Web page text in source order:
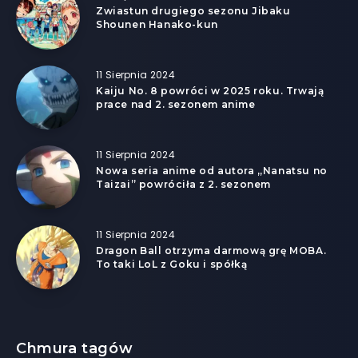
Zwiastun drugiego sezonu Jibaku
Shounen Hanako-kun
11 Sierpnia 2024
Kaiju No. 8 powróci w 2025 roku. Trwają
prace nad 2. sezonem anime
11 Sierpnia 2024
Nowa seria anime od autora „Nanatsu no
Taizai” powróciła z 2. sezonem
11 Sierpnia 2024
Dragon Ball otrzyma darmową grę MOBA.
To taki LoL z Goku i spółką
Chmura tagów